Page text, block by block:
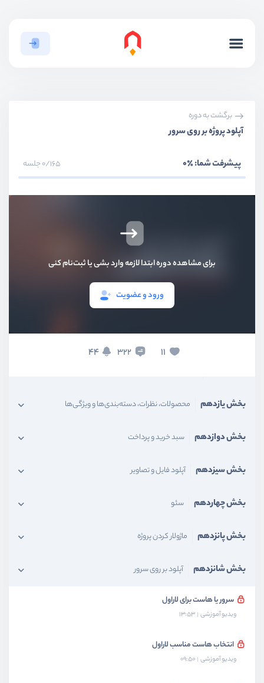
برگشت به دوره
آپلود پروژه بر روی سرور
پیشرفت شما:٪0 0/165 جلسه
برای مشاهده دوره ابتدا لازمه وارد بشی یا ثبت‌نام کنی
ورود و عضویت
11
322
44
بخش دوم
بخش سوم
بخش چهارم ری‌کپچا گوگل
مفاهیم هسته لاراول
تغییر ورژن لاراول
بخش یازدهم محصولات، نظرات، دسته‌بندی‌ها و ویژگی‌ها
بخش دوازدهم سبد خرید و پرداخت
بخش سیزدهم آپلود فایل و تصاویر
بخش چهاردهم سئو
بخش پانزدهم ماژولار کردن پروژه
بخش شانزدهم آپلود بر روی سرور
سرور یا هاست برای لاراول
ویدیو آموزشی 13:53
انتخاب هاست مناسب لاراول
ویدیو آموزشی 09:50